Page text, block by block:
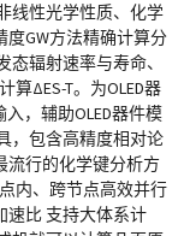
线性光学性质、化学
GW方法精确计算分
辐射速率与寿命、
ΔES-T。为OLED器
，辅助OLED器件模
，包含高精度相对论
流行的化学键分析方
内、跨节点高效并行
速比 支持大体系计